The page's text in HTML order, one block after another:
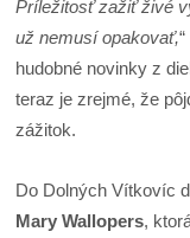
Príležitosť zažiť živé
už nemusí opakovať,
hudobné novinky z
teraz je zrejmé, že
zážitok.
Do Dolných Vítkovíc
Mary Wallopers,